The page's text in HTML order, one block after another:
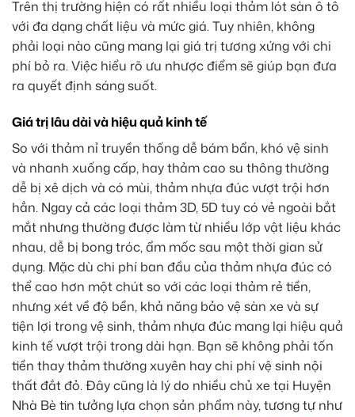
Trên thị trường hiện có rất nhiều loại thảm lót sàn ô tô
với đa dạng chất liệu và mức giá. Tuy nhiên, không
phải loại nào cũng mang lại giá trị tương xứng với chi
phí bỏ ra. Việc hiểu rõ ưu nhược điểm sẽ giúp bạn đưa
ra quyết định sáng suốt.
Giá trị lâu dài và hiệu quả kinh tế
So với thảm nỉ truyền thống dễ bám bẩn, khó vệ sinh
và nhanh xuống cấp, hay thảm cao su thông thường
dễ bị xê dịch và có mùi, thảm nhựa đúc vượt trội hơn
hẳn. Ngay cả các loại thảm 3D, 5D tuy có vẻ ngoài bắt
mắt nhưng thường được làm từ nhiều lớp vật liệu khác
nhau, dễ bị bong tróc, ẩm mốc sau một thời gian sử
dụng. Mặc dù chi phí ban đầu của thảm nhựa đúc có
thể cao hơn một chút so với các loại thảm rẻ tiền,
nhưng xét về độ bền, khả năng bảo vệ sàn xe và sự
tiện lợi trong vệ sinh, thảm nhựa đúc mang lại hiệu quả
kinh tế vượt trội trong dài hạn. Bạn sẽ không phải tốn
tiền thay thảm thường xuyên hay chi phí vệ sinh nội
thất đắt đỏ. Đây cũng là lý do nhiều chủ xe tại Huyện
Nhà Bè tin tưởng lựa chọn sản phẩm này, tương tự như